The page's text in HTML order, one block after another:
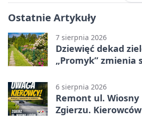
Ostatnie Artykuły
7 sierpnia 2026
Dziewięć dekad
„Promyk” zmienia
6 sierpnia 2026
Remont ul. Wiosny
Zgierzu.